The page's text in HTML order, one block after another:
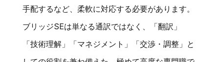
手配するなど、柔軟に対応する必要があります。
ブリッジSEは単なる通訳ではなく、「翻訳」
「技術理解」「マネジメント」「交渉・調整」と